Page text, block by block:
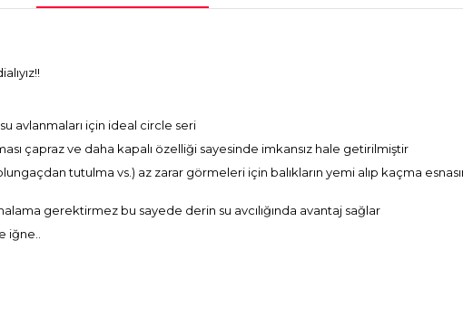
avlanmaları için ideal circle seri
çapraz ve daha kapalı özelliği sayesinde imkansız hale getirilmiştir
tutulma vs.) az zarar görmeleri için balıkların yemi alıp kaçma
gerektirmez bu sayede derin su avcılığında avantaj sağlar
iğne..